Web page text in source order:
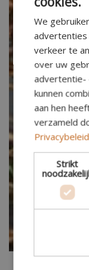
We
advertenties
verkeer te
over uw
advertentie-
kunnen
aan hen
verzameld
Privacybeleid
Strikt